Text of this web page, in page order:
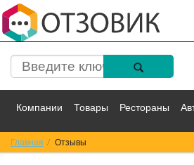
Компании Товары Рестораны
Спорт Фильмы
Главная Отзывы